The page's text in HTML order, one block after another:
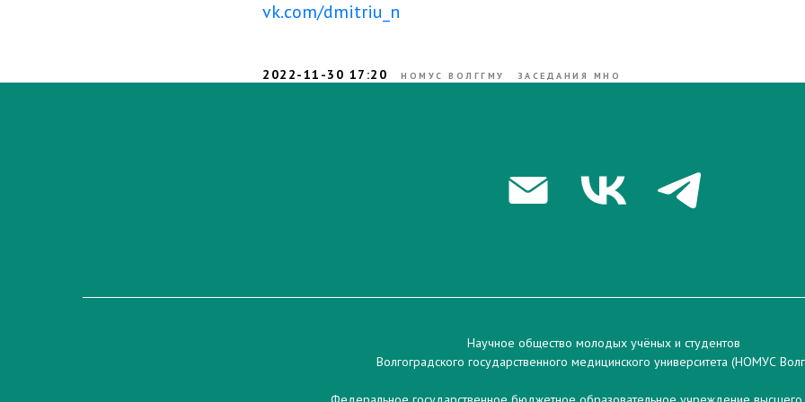
vk.com/dmitriu_n
2022-11-30 17:20 НОМУС ВОЛГГМУ ЗАСЕДАНИЯ МНО
Научное общество молодых учёных и студентов
Волгоградского государственного медицинского университета (НОМУС